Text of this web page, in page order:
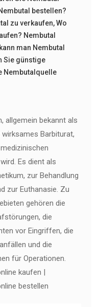
bestellen?
zu verkaufen,Wo
Nembutal
man Nembutal
Sie günstige
Nembutalquelle
allgemein bekannt als
Barbiturat,
Es dient als
zur Behandlung
zur Euthanasie. Zu
gehören die
die
vor Eingriffen, die
und die
für Operationen.
kaufen |
bestellen